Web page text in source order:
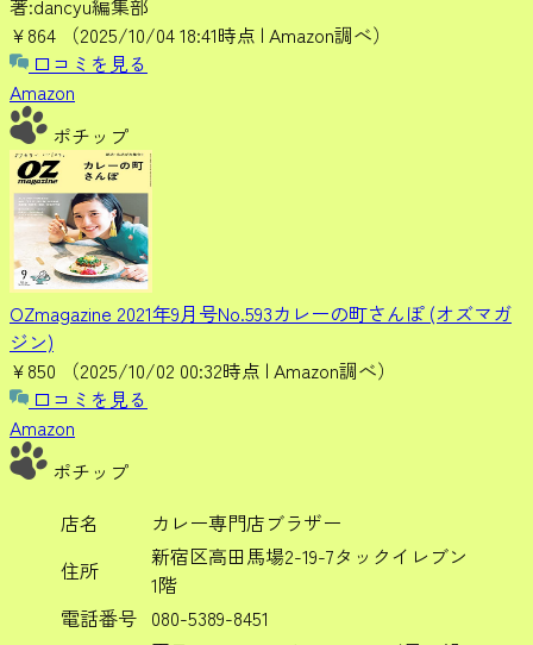
¥864
（2025/10/04 18:41時点 | Amazon調べ）
口コミを見る
Amazon
ポチップ
OZmagazine 2021年9月号No.593カレーの町さんぽ (オズマガ
ジン)
¥850
（2025/10/02 00:32時点 | Amazon調べ）
口コミを見る
Amazon
ポチップ
店名
カレー専門店ブラザー
住所
新宿区高田馬場2-19-7タックイレブン
1階
電話番号 080-5389-8451